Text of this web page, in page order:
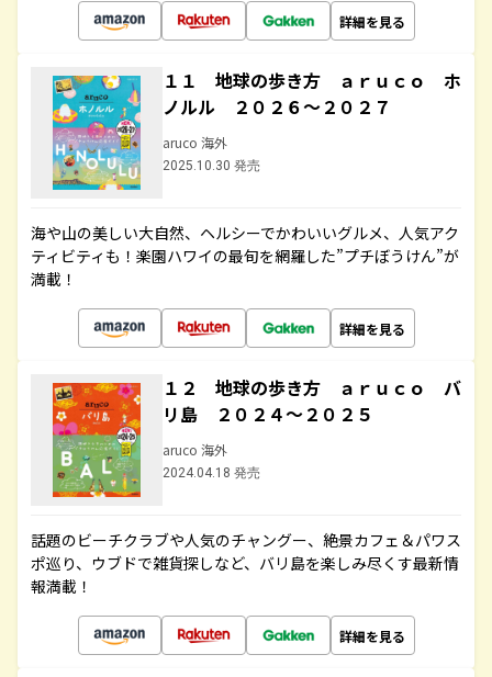
詳細を見る
１１ 地球の歩き方 ａｒｕｃｏ ホ
ノルル ２０２６～２０２７
aruco 海外
2025.10.30 発売
海や山の美しい大自然、ヘルシーでかわいいグルメ、人気アク
ティビティも！楽園ハワイの最旬を網羅した”プチぼうけん”が
満載！
詳細を見る
１２ 地球の歩き方 ａｒｕｃｏ バ
リ島 ２０２４～２０２５
aruco 海外
2024.04.18 発売
話題のビーチクラブや人気のチャングー、絶景カフェ＆パワス
ポ巡り、ウブドで雑貨探しなど、バリ島を楽しみ尽くす最新情
報満載！
詳細を見る